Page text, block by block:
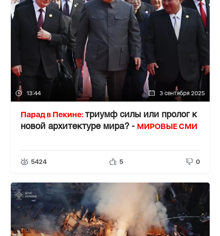
13:44 3 сентября 2025
Парад в Пекине:триумф силы или пролог к
новой архитектуре мира? - МИРОВЫЕ СМИ
5424 5 0